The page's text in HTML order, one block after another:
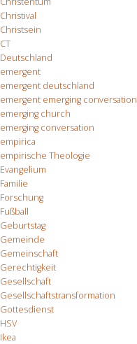
Christival
Christsein
CT
Deutschland
emergent
emergent deutschland
emergent emerging conversation
emerging church
emerging conversation
empirica
empirische Theologie
Evangelium
Familie
Forschung
Fußball
Geburtstag
Gemeinde
Gemeinschaft
Gerechtigkeit
Gesellschaft
Gesellschaftstransformation
Gottesdienst
HSV
Ikea